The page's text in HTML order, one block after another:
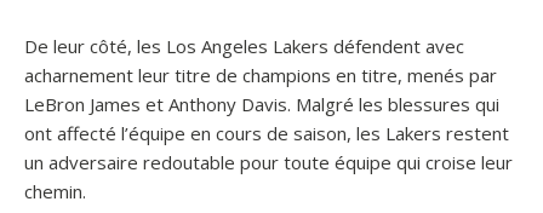
De leur côté, les Los Angeles Lakers défendent avec
acharnement leur titre de champions en titre, menés par
LeBron James et Anthony Davis. Malgré les blessures qui
ont affecté l’équipe en cours de saison, les Lakers restent
un adversaire redoutable pour toute équipe qui croise leur
chemin.